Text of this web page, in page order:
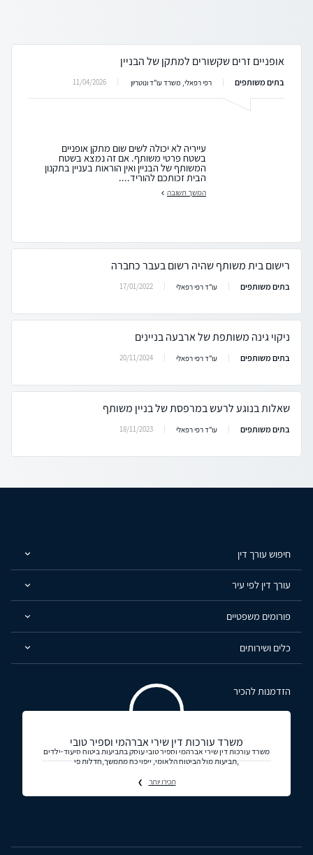
אופניים זרים שקשורים למתקן של הבניין
בתים משותפים רפי רפאלי, משרד עו"ד ונוטריון 11/04/2026
עייריה לא יכולה לשים שום מתקן אופניים
בשטח פרטי משותף. אם זה נמצא בשטח
המשותף של הבניין ואין הוראות בעניין בתקנון
הבית זכותכם להוריד....
המשך תשובה
רישום בית משותף שהיה רשום בעבר כחברה
בתים משותפים עו"ד רפי רפאלי 17/01/2022
ניקוי גינה משותפת של ארבעה בניינים
בתים משותפים עו"ד רפי רפאלי 20/11/2024
שאלות בנוגע לרעש במרפסת של בניין משותף
בתים משותפים עו"ד רפי רפאלי 18/11/2023
חיפוש עורך דין
עורך דין לפי עיר
פורומים משפטיים
כלים ושירותים
הזדמנות להכיר
משרד עורכות דין שירי אברהמי וספיר טובי
משרד עורכות דין שירי אברהמי וספיר טובי עוסק בתביעות ביטוח סיעוד-ילדים
,תביעות מול הביטוח הלאומי, ייפוי כח מתמשך,חדלות פי
תכירו יותר